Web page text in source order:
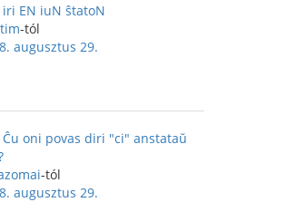
iri EN iuN ŝtatoN
-tól
augusztus 29.
Ĉu oni povas diri "ci" anstataŭ
-tól
augusztus 29.